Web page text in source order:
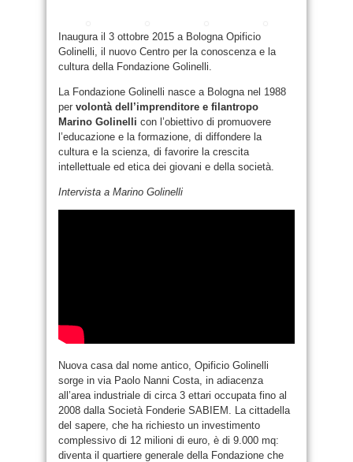
Inaugura il 3 ottobre 2015 a Bologna Opificio
Golinelli, il nuovo Centro per la conoscenza e la
cultura della Fondazione Golinelli.
La Fondazione Golinelli nasce a Bologna nel 1988
per volontà dell’imprenditore e filantropo
Marino Golinelli con l’obiettivo di promuovere
l’educazione e la formazione, di diffondere la
cultura e la scienza, di favorire la crescita
intellettuale ed etica dei giovani e della società.
Intervista a Marino Golinelli
Nuova casa dal nome antico, Opificio Golinelli
sorge in via Paolo Nanni Costa, in adiacenza
all’area industriale di circa 3 ettari occupata fino al
2008 dalla Società Fonderie SABIEM. La cittadella
del sapere, che ha richiesto un investimento
complessivo di 12 milioni di euro, è di 9.000 mq:
diventa il quartiere generale della Fondazione che